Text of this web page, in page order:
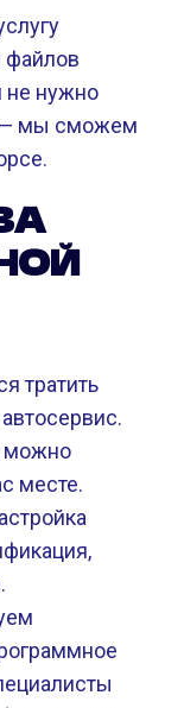
файлов
не нужно
— мы сможем
тратить
можно
месте.